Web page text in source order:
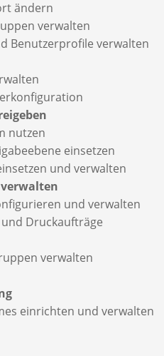
ändern
verwalten
Benutzerprofile verwalten
nutzen
einsetzen
und verwalten
und verwalten
Druckaufträge
verwalten
einrichten und verwalten